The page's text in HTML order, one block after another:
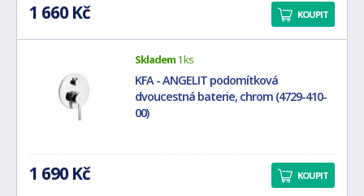
1 660 Kč KOUPIT
Skladem1 ks
KFA - ANGELIT podomítková
dvoucestná baterie, chrom (4729-410-
00)
1 690 Kč KOUPIT